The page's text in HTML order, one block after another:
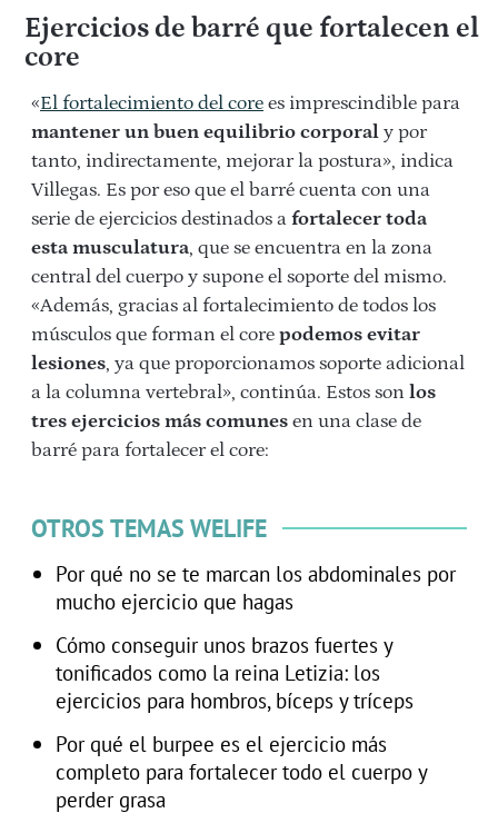
Ejercicios de barré que fortalecen el
core
«El fortalecimiento del core es imprescindible para
mantener un buen equilibrio corporal y por
tanto, indirectamente, mejorar la postura», indica
Villegas. Es por eso que el barré cuenta con una
serie de ejercicios destinados a fortalecer toda
esta musculatura, que se encuentra en la zona
central del cuerpo y supone el soporte del mismo.
«Además, gracias al fortalecimiento de todos los
músculos que forman el core podemos evitar
lesiones, ya que proporcionamos soporte adicional
a la columna vertebral», continúa. Estos son los
tres ejercicios más comunes en una clase de
barré para fortalecer el core:
OTROS TEMAS WELIFE
Por qué no se te marcan los abdominales por
mucho ejercicio que hagas
Cómo conseguir unos brazos fuertes y
tonificados como la reina Letizia: los
ejercicios para hombros, bíceps y tríceps
Por qué el burpee es el ejercicio más
completo para fortalecer todo el cuerpo y
perder grasa